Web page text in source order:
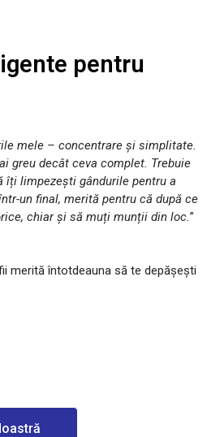
pentru
mele – concentrare și simplitate.
greu decât ceva complet. Trebuie
îți limpezești gândurile pentru a
un final, merită pentru că după ce
chiar și să muți munții din loc. ”
merită întotdeauna să te depășești